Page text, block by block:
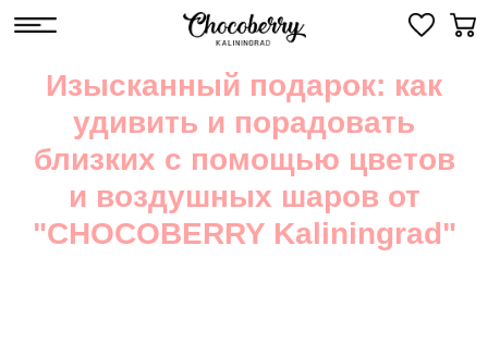
Изысканный подарок: как
удивить и порадовать
близких с помощью цветов
и воздушных шаров от
"CHOCOBERRY Kaliningrad"